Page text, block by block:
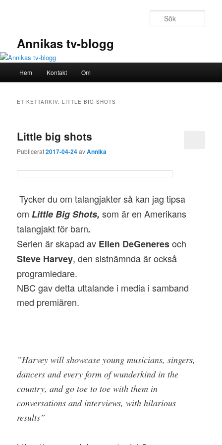
Annikas tv-blogg
Hem Kontakt Om
ETIKETTARKIV:LITTLE BIG SHOTS
Little big shots
Publicerat2017-04-24avAnnika
Tycker du om talangjakter så kan jag tipsa
om Little Big Shots,som är en Amerikans
talangjakt för barn.
Serien är skapad av Ellen DeGeneresoch
Steve Harvey, den sistnämnda är också
programledare.
NBC gav detta uttalande i media i samband
med premiären.
”Harvey will showcase young musicians, singers,
dancers and every form of wunderkind in the
country, and go toe to toe with them in
conversations and interviews, with hilarious
results”